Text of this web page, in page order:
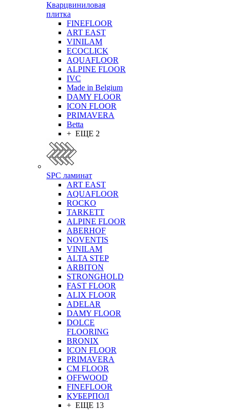
Кварцвиниловая
плитка
FINEFLOOR
ART EAST
VINILAM
ECOCLICK
AQUAFLOOR
ALPINE FLOOR
IVC
Made in Belgium
DAMY FLOOR
ICON FLOOR
PRIMAVERA
Betta
+ ЕЩЕ 2
SPC ламинат
ART EAST
AQUAFLOOR
ROCKO
TARKETT
ALPINE FLOOR
ABERHOF
NOVENTIS
VINILAM
ALTA STEP
ARBITON
STRONGHOLD
FAST FLOOR
ALIX FLOOR
ADELAR
DAMY FLOOR
DOLCE
FLOORING
BRONIX
ICON FLOOR
PRIMAVERA
CM FLOOR
OFFWOOD
FINEFLOOR
КУБЕРПОЛ
+ ЕЩЕ 13